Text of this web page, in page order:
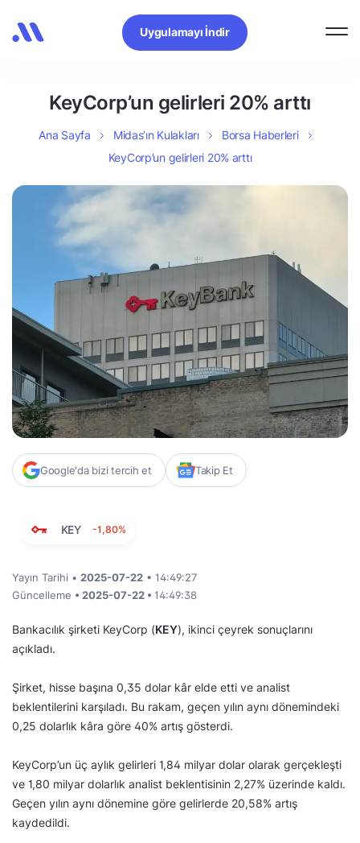
Uygulamayı İndir
KeyCorp’un gelirleri 20% arttı
Ana Sayfa Midas’ın Kulakları
Borsa Haberleri
KeyCorp’un gelirleri 20% arttı
Google'da bizi tercih et Takip Et
KEY -1,80%
Yayın Tarihi • 2025-07-22 • 14:49:27
Güncelleme • 2025-07-22 • 14:49:38
Bankacılık şirketi KeyCorp (KEY), ikinci çeyrek sonuçlarını
açıkladı.
Şirket, hisse başına 0,35 dolar kâr elde etti ve analist
beklentilerini karşıladı. Bu rakam, geçen yılın aynı dönemindeki
0,25 dolarlık kâra göre 40% artış gösterdi.
KeyCorp’un üç aylık gelirleri 1,84 milyar dolar olarak gerçekleşti
ve 1,80 milyar dolarlık analist beklentisinin 2,27% üzerinde kaldı.
Geçen yılın aynı dönemine göre gelirlerde 20,58% artış
kaydedildi.